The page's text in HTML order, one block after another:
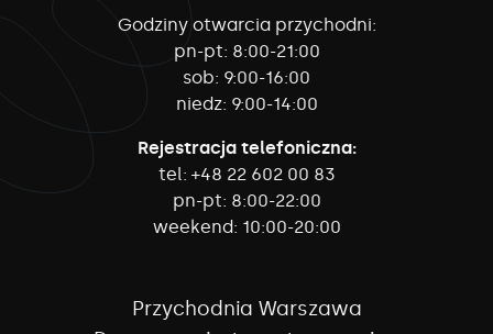
Godziny otwarcia przychodni:
pn-pt: 8:00-21:00
sob: 9:00-16:00
niedz: 9:00-14:00
Rejestracja telefoniczna:
tel: +48 22 602 00 83
pn-pt: 8:00-22:00
weekend: 10:00-20:00
Przychodnia Warszawa